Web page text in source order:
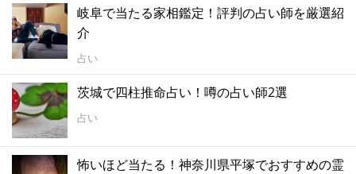
岐阜で当たる家相鑑定！評判の占い師を厳選紹
介
占い
茨城で四柱推命占い！噂の占い師2選
占い
怖いほど当たる！神奈川県平塚でおすすめの霊